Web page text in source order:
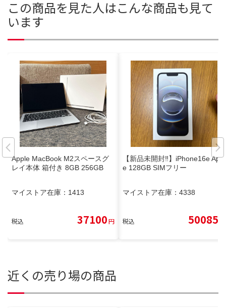
この商品を見た人はこんな商品も見て
います
Apple MacBook M2スペースグ
レイ本体 箱付き 8GB 256GB
マイストア在庫： 1413
税込 37100円
【新品未開封‼️】iPhone16e Appl
e 128GB SIMフリー
マイストア在庫： 4338
税込 50085
近くの売り場の商品